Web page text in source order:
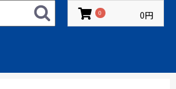
0 0円